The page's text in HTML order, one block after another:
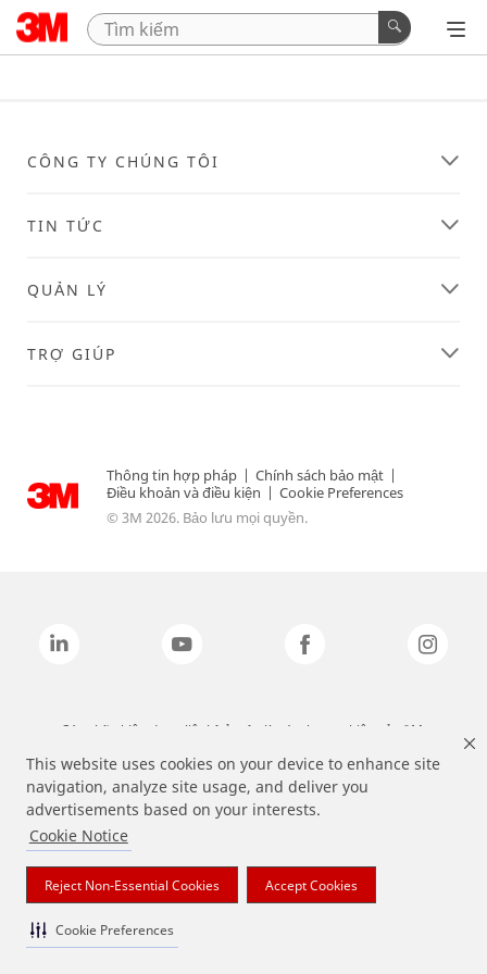
This website uses cookies on your device to enhance site
navigation, analyze site usage, and deliver you
advertisements based on your interests.
Cookie Notice
Reject Non-Essential Cookies Accept Cookies
Cookie Preferences
CÔNG TY CHÚNG TÔI
TIN TỨC
QUẢN LÝ
TRỢ GIÚP
Thông tin hợp pháp | Chính sách bảo mật |
Điều khoản và điều kiện | Cookie Preferences
© 3M 2026. Bảo lưu mọi quyền.
Các nhãn hiệu được liệt kê ở trên là các thương hiệu của 3M.